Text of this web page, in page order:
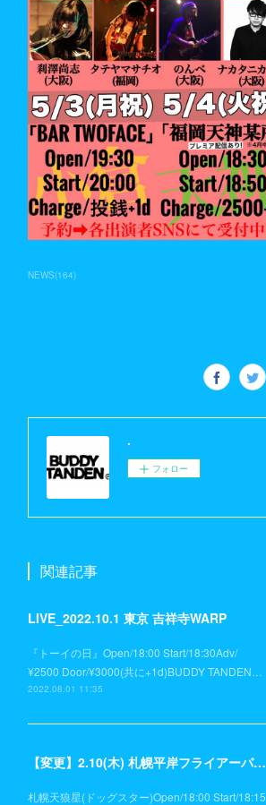
NEWS(164)
.
フォロー
関連記事
LIVE_2022.10.1 東京 吉祥寺WARP
『トーイの日』Open/18:00 Start/18:30Adv/
¥2500 Door/¥3000(共に+1d)BUDDY TANDEN…
2022.08.01 11:35
【変更】2.10(木) 札幌平岸フライアーパーク→札幌天狼星(ドッグスター)
札幌天狼星(ドッグスター)Open/18:00 Start/18:15